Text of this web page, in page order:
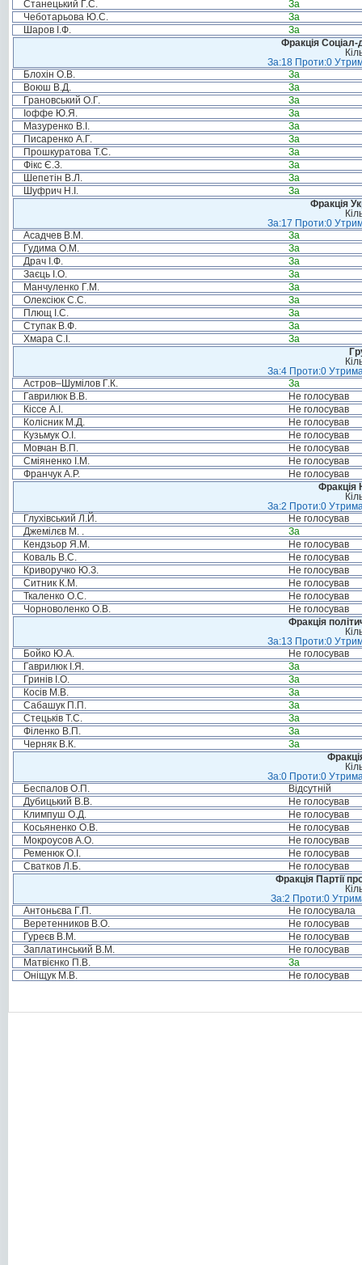
Станецький Г.С.
За
Чеботарьова Ю.С.
За
Шаров І.Ф.
За
Фракція Соціал-
За:18 Проти:0
Блохін О.В.
За
Воюш В.Д.
За
Грановський О.Г.
За
Іоффе Ю.Я.
За
Мазуренко В.І.
За
Писаренко А.Г.
За
Прошкуратова Т.С.
За
Фікс Є.З.
За
Шепетін В.Л.
За
Шуфрич Н.І.
За
Фракція
За:17 Проти:0
Асадчев В.М.
За
Гудима О.М.
За
Драч І.Ф.
За
Заєць І.О.
За
Манчуленко Г.М.
За
Олексіюк С.С.
За
Плющ І.С.
За
Ступак В.Ф.
За
Хмара С.І.
За
За:4 Проти:0
Астров–Шумілов Г.К.
За
Гаврилюк В.В.
Не голосував
Кіссе А.І.
Не голосував
Колісник М.Д.
Не голосував
Кузьмук О.І.
Не голосував
Мовчан В.П.
Не голосував
Сміяненко І.М.
Не голосував
Франчук А.Р.
Не голосував
Фракція
За:2 Проти:0
Глухівський Л.Й.
Не голосував
Джемілєв М. .
За
Кендзьор Я.М.
Не голосував
Коваль В.С.
Не голосував
Криворучко Ю.З.
Не голосував
Ситник К.М.
Не голосував
Ткаленко О.С.
Не голосував
Чорноволенко О.В.
Не голосував
Фракція
За:13 Проти:0
Бойко Ю.А.
Не голосував
Гаврилюк І.Я.
За
Гринів І.О.
За
Косів М.В.
За
Сабашук П.П.
За
Стецьків Т.С.
За
Філенко В.П.
За
Черняк В.К.
За
За:0 Проти:0
Беспалов О.П.
Відсутній
Дубицький В.В.
Не голосував
Климпуш О.Д.
Не голосував
Косьяненко О.В.
Не голосував
Мокроусов А.О.
Не голосував
Ременюк О.І.
Не голосував
Сватков Л.Б.
Не голосував
Фракція Партії
За:2 Проти:0
Антоньєва Г.П.
Не голосувала
Веретенников В.О.
Не голосував
Гуреєв В.М.
Не голосував
Заплатинський В.М.
Не голосував
Матвієнко П.В.
За
Оніщук М.В.
Не голосував